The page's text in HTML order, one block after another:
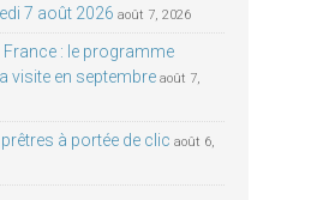
7 août 2026 août 7, 2026
France : le programme
visite en septembre août 7,
à portée de clic août 6,